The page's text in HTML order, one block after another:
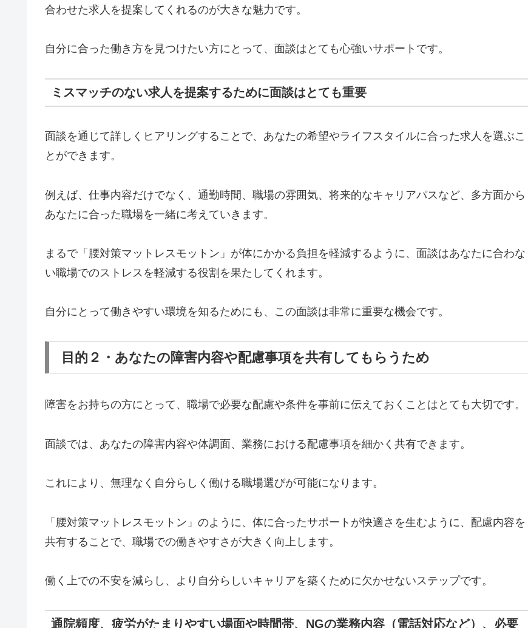
合わせた求人を提案してくれるのが大きな魅力です。
自分に合った働き方を見つけたい方にとって、面談はとても心強いサポートです。
ミスマッチのない求人を提案するために面談はとても重要
面談を通じて詳しくヒアリングすることで、あなたの希望やライフスタイルに合った求人を選ぶこ
とができます。
例えば、仕事内容だけでなく、通勤時間、職場の雰囲気、将来的なキャリアパスなど、多方面から
あなたに合った職場を一緒に考えていきます。
まるで「腰対策マットレスモットン」が体にかかる負担を軽減するように、面談はあなたに合わな
い職場でのストレスを軽減する役割を果たしてくれます。
自分にとって働きやすい環境を知るためにも、この面談は非常に重要な機会です。
目的２・あなたの障害内容や配慮事項を共有してもらうため
障害をお持ちの方にとって、職場で必要な配慮や条件を事前に伝えておくことはとても大切です。
面談では、あなたの障害内容や体調面、業務における配慮事項を細かく共有できます。
これにより、無理なく自分らしく働ける職場選びが可能になります。
「腰対策マットレスモットン」のように、体に合ったサポートが快適さを生むように、配慮内容を
共有することで、職場での働きやすさが大きく向上します。
働く上での不安を減らし、より自分らしいキャリアを築くために欠かせないステップです。
通院頻度、疲労がたまりやすい場面や時間帯、NGの業務内容（電話対応など）、必要